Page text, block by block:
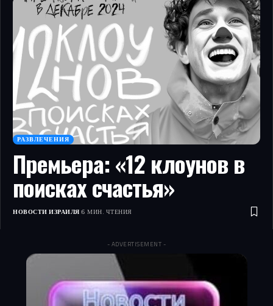
РАЗВЛЕЧЕНИЯ
Премьера: «12 клоунов в
поисках счастья»
НОВОСТИ ИЗРАИЛЯ 6 МИН. ЧТЕНИЯ
- ADVERTISEMENT -